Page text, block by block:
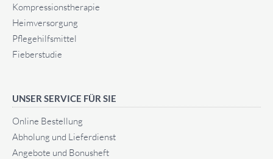
Kompressionstherapie
Heimversorgung
Pflegehilfsmittel
Fieberstudie
UNSER SERVICE FÜR SIE
Online Bestellung
Abholung und Lieferdienst
Angebote und Bonusheft